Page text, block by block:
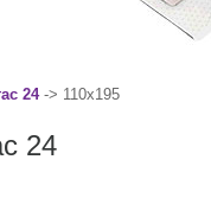
24-> 110x195
24